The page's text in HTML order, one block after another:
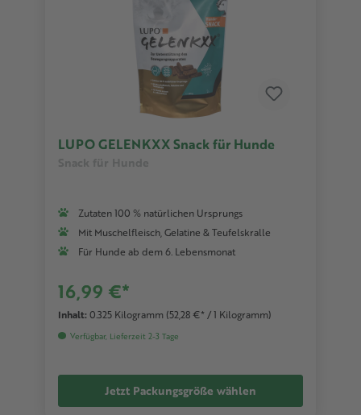
LUPO GELENKXX Snack für Hunde
Zutaten 100 % natürlichen Ursprungs
Mit Muschelfleisch, Gelatine & Teufelskralle
Für Hunde ab dem 6. Lebensmonat
16,99 €*
Inhalt: 0.325 Kilogramm (52,28 €* / 1 Kilogramm)
Verfügbar, Lieferzeit 2-3 Tage
Jetzt Packungsgröße wählen